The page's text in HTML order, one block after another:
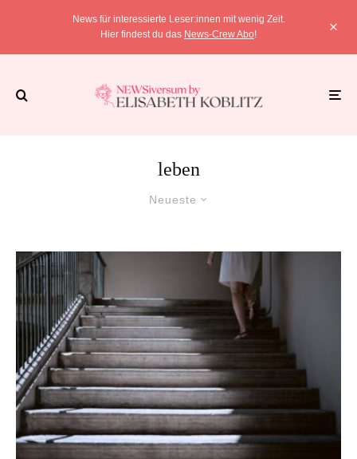
News für interessierte Leser:innen mit wenig Zeit.
Hier findest du das News-Crew Abo!
leben
Neueste